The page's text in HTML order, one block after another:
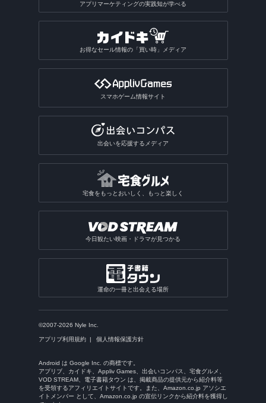
アプリマーケティングの実践知が学べる
お得なセール情報の「買い時」メディア
スマホゲーム情報サイト
出会いを応援するメディア
宅食をもっとおいしく、もっと楽しく
今日観たい映画・ドラマが見つかる
運命の一冊と出会える場所
©2007-2026 Nyle Inc.
アプリブ利用規約 個人情報保護方針
Android は Google Inc. の商標です。
アプリブ、カイドキ、Appliv Games、出会いコンパス、宅食グルメ、
VOD STREAM、電子書籍タウン は、掲載商品の提供元から紹介料等
を受領するアフィリエイトサイトです。また、Amazon.co.jp アソシエ
イトメンバー として、Amazon.co.jp の宣伝リンクから紹介料を獲得し